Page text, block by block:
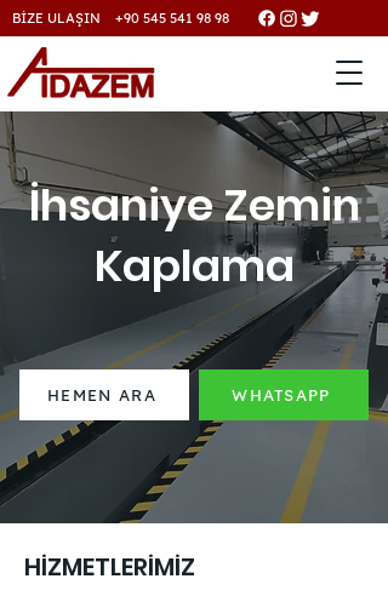
BİZE ULAŞIN +90 545 541 98 98
İhsaniye Zemin
Kaplama
HEMEN ARA WHATSAPP
HİZMETLERİMİZ